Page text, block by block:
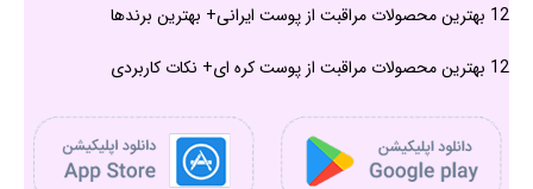
12 بهترین محصولات مراقبت از پوست ایرانی+ بهترین برندها
12 بهترین محصولات مراقبت از پوست کره ای+ نکات کاربردی